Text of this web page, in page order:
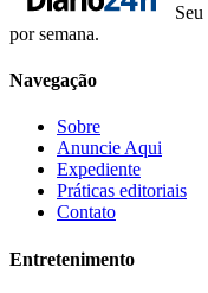
por semana.
Navegação
Sobre
Anuncie Aqui
Expediente
Práticas editoriais
Contato
Entretenimento